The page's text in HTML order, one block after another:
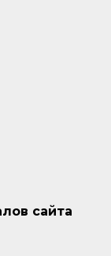
сайта